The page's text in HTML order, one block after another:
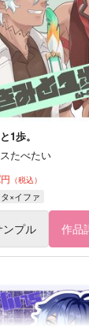
1歩。
たべたい
円 （税込）
×イファ
ンプル 作品